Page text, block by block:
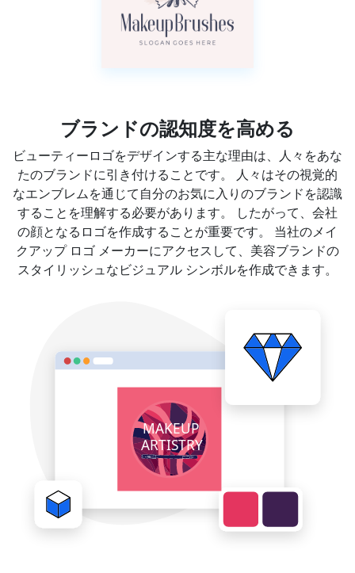
ブランドの認知度を高める
ビューティーロゴをデザインする主な理由は、人々をあな
たのブランドに引き付けることです。 人々はその視覚的
なエンブレムを通じて自分のお気に入りのブランドを認識
することを理解する必要があります。 したがって、会社
の顔となるロゴを作成することが重要です。 当社のメイ
クアップ ロゴ メーカーにアクセスして、美容ブランドの
スタイリッシュなビジュアル シンボルを作成できます。